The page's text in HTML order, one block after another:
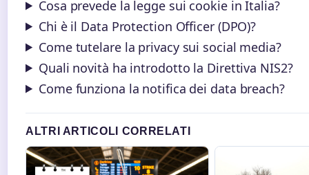
Cosa prevede la legge sui cookie in Italia?
Chi è il Data Protection Officer (DPO)?
Come tutelare la privacy sui social media?
Quali novità ha introdotto la Direttiva NIS2?
Come funziona la notifica dei data breach?
ALTRI ARTICOLI CORRELATI